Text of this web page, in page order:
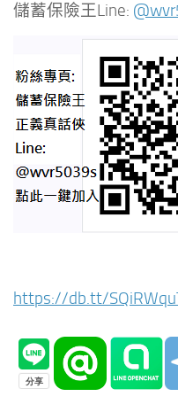
儲蓄保險王Line:
https://db.tt/